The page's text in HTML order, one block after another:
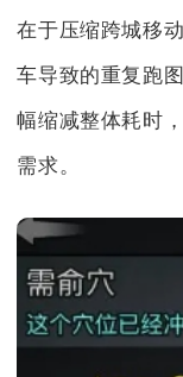
在于压缩跨城移
车导致的重复跑
幅缩减整体耗时
需求。